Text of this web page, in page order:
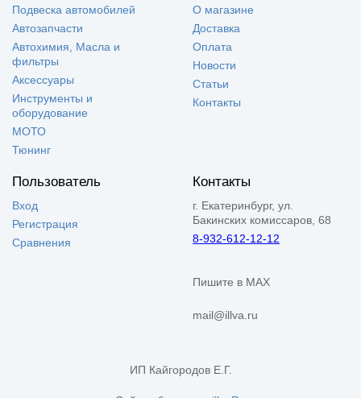
Подвеска автомобилей
Автозапчасти
Автохимия, Масла и
фильтры
Аксессуары
Инструменты и
оборудование
МОТО
Тюнинг
О магазине
Доставка
Оплата
Новости
Статьи
Контакты
Пользователь
Вход
Регистрация
Сравнения
Контакты
г. Екатеринбург, ул.
Бакинских комиссаров, 68
8-932-612-12-12
Пишите в MAX
mail@illva.ru
ИП Кайгородов Е.Г.